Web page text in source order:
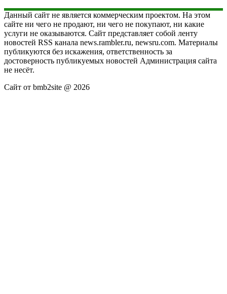
Данный сайт не является коммерческим проектом. На этом
сайте ни чего не продают, ни чего не покупают, ни какие
услуги не оказываются. Сайт представляет собой ленту
новостей RSS канала news.rambler.ru, newsru.com. Материалы
публикуются без искажения, ответственность за
достоверность публикуемых новостей Администрация сайта
не несёт.
Сайт от bmb2site @ 2026